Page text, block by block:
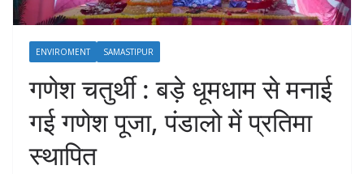
ENVIROMENT SAMASTIPUR
गणेश चतुर्थी : बड़े धूमधाम से मनाई
गई गणेश पूजा, पंडालो में प्रतिमा
स्थापित